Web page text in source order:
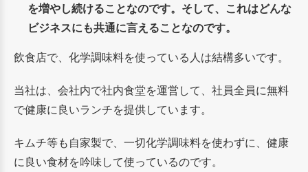
を増やし続けることなのです。そして、これはどんな
ビジネスにも共通に言えることなのです。
飲食店で、化学調味料を使っている人は結構多いです。
当社は、会社内で社内食堂を運営して、社員全員に無料
で健康に良いランチを提供しています。
キムチ等も自家製で、一切化学調味料を使わずに、健康
に良い食材を吟味して使っているのです。